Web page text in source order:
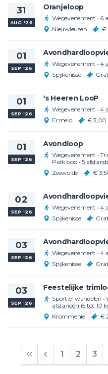
31
AUG '26
Oranjeloop
Wegevenement • 6
Nieuwleusen
€
01
SEP '26
Wegevenement •4
Spijkenisse
01
SEP '26
's Heeren LooP
Wegevenement •4
Ermelo
€ 3,00
01
SEP '26
Avondloop
Wegevenement •
Parkloop •5
Zeewolde
€
02
SEP '26
Wegevenement •4
Spijkenisse
03
SEP '26
Wegevenement •4
Spijkenisse
03
SEP '26
Feestelijke
Sportief wandelen •
afstanden (5 tot 10
Krommenie
€
1 2 3